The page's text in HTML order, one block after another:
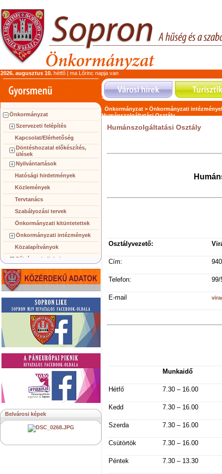
2026. augusztus 10. hétfő | ma Lőrinc napja van
Önkormányzat
Szervezeti felépítés
Kapcsolat/Elérhetőség
Döntéshozatal előkészítés,
ülések
Nyilvántartások
Hatósági hirdetmények
Közlemények
Tervtanács
Szabályozási tervek
Önkormányzati kitüntetettek
Önkormányzati intézmények
Közalapítványok
Pályázatok, licitek
Koncepciók, tervezetek
Településképi követelmények
Közérdekű információk
Testvérvárosok
Belvárosi képek
Önkormányzat > Önkormányzati
Humánszolgáltatási Osztály
Humánszolgáltatási Osztály
Osztályvezető:
Cím:
Telefon: 99/
E-mail
Munkaidő
Hétfő 7.30 – 16.00
Kedd 7.30 – 16.00
Szerda 7.30 – 16.00
Csütörtök 7.30 – 16.00
Péntek 7.30 – 13.30